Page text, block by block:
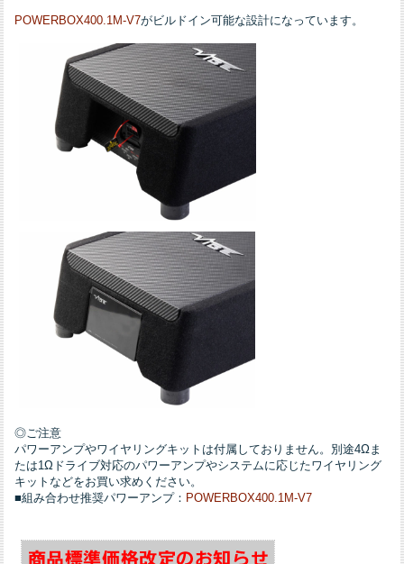
POWERBOX400.1M-V7がビルドイン可能な設計になっています。
◎ご注意
パワーアンプやワイヤリングキットは付属しておりません。別途4Ωま
たは1Ωドライブ対応のパワーアンプやシステムに応じたワイヤリング
キットなどをお買い求めください。
■組み合わせ推奨パワーアンプ： POWERBOX400.1M-V7